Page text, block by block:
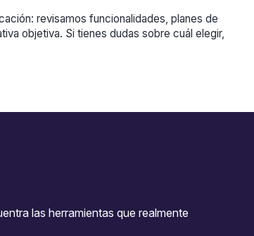
revisamos funcionalidades, planes de
objetiva. Si tienes dudas sobre cuál elegir,
las herramientas que realmente